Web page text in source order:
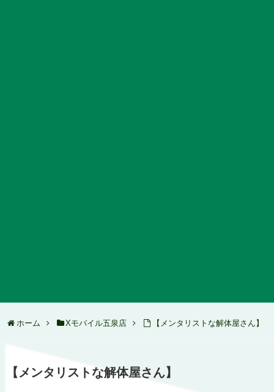
ホーム Xモバイル五泉店 【メンタリストな解体屋さん】
【メンタリストな解体屋さん】